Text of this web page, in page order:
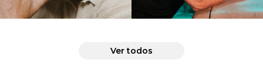
Bustamante Pablo Alborán
Ver todos